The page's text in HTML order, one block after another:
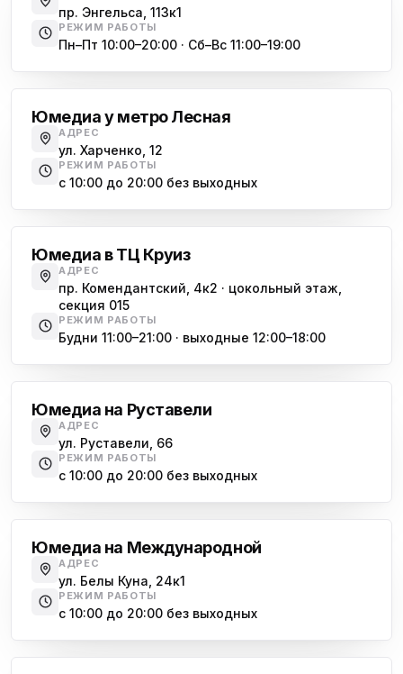
пр. Энгельса, 113к1
РЕЖИМ РАБОТЫ
Пн–Пт 10:00–20:00 · Сб–Вс 11:00–19:00
Юмедиа у метро Лесная
АДРЕС
ул. Харченко, 12
РЕЖИМ РАБОТЫ
с 10:00 до 20:00 без выходных
Юмедиа в ТЦ Круиз
АДРЕС
пр. Комендантский, 4к2 · цокольный этаж,
секция 015
РЕЖИМ РАБОТЫ
Будни 11:00–21:00 · выходные 12:00–18:00
Юмедиа на Руставели
АДРЕС
ул. Руставели, 66
РЕЖИМ РАБОТЫ
с 10:00 до 20:00 без выходных
Юмедиа на Международной
АДРЕС
ул. Белы Куна, 24к1
РЕЖИМ РАБОТЫ
с 10:00 до 20:00 без выходных